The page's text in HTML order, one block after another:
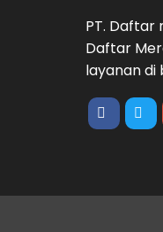
PT. Daftar
Daftar
layanan di